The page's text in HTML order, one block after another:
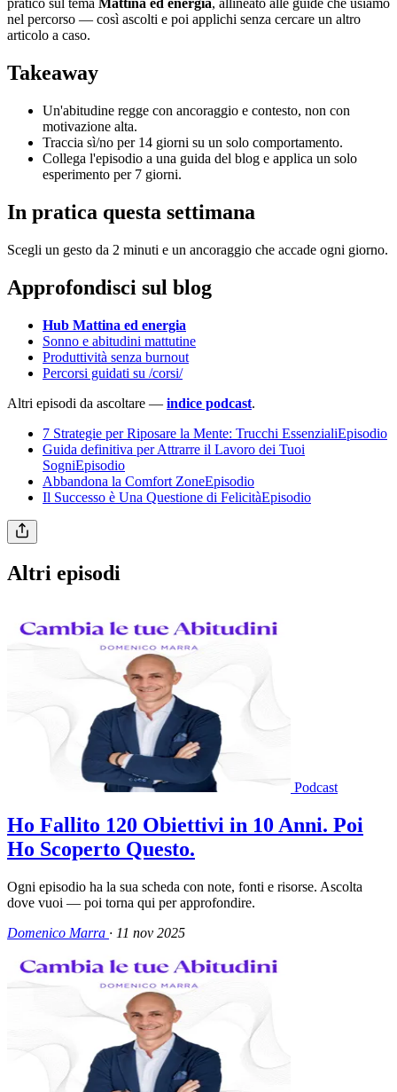
pratico sul tema Mattina ed energia, allineato alle guide che usiamo
nel percorso — così ascolti e poi applichi senza cercare un altro
articolo a caso.
Takeaway
Un'abitudine regge con ancoraggio e contesto, non con
motivazione alta.
Traccia sì/no per 14 giorni su un solo comportamento.
Collega l'episodio a una guida del blog e applica un solo
esperimento per 7 giorni.
In pratica questa settimana
Scegli un gesto da 2 minuti e un ancoraggio che accade ogni giorno.
Approfondisci sul blog
Hub Mattina ed energia
Sonno e abitudini mattutine
Produttività senza burnout
Percorsi guidati su /corsi/
Altri episodi da ascoltare — indice podcast.
7 Strategie per Riposare la Mente: Trucchi EssenzialiEpisodio
Guida definitiva per Attrarre il Lavoro dei Tuoi
SogniEpisodio
Abbandona la Comfort ZoneEpisodio
Il Successo è Una Questione di FelicitàEpisodio
Altri episodi
Podcast
Ho Fallito 120 Obiettivi in 10 Anni. Poi
Ho Scoperto Questo.
Ogni episodio ha la sua scheda con note, fonti e risorse. Ascolta
dove vuoi — poi torna qui per approfondire.
Domenico Marra · 11 nov 2025